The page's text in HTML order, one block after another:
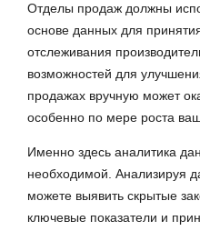
Отделы продаж должны
основе данных для
отслеживания
возможностей для
продажах вручную может
особенно по мере роста
Именно здесь аналитика
необходимой. Анализируя
можете выявить скрытые
ключевые показатели и